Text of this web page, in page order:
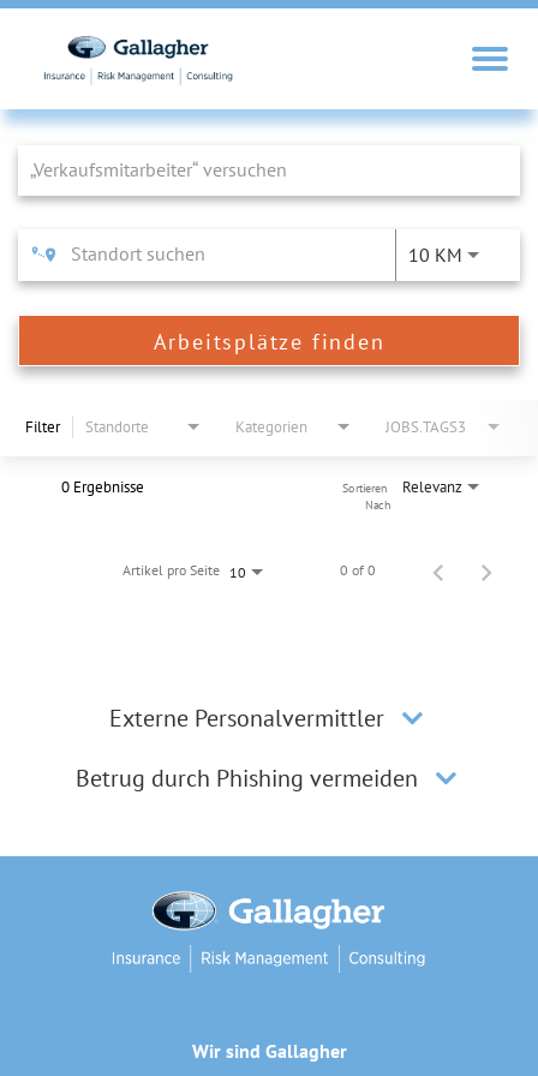
Job Search Page
10 KM
Arbeitsplätze finden
Filter Standorte Kategorien JOBS.TAGS3
0 Ergebnisse Relevanz
Sortieren
Nach
Artikel pro Seite 10 0 of 0
Externe Personalvermittler
Betrug durch Phishing vermeiden
Wir sind Gallagher